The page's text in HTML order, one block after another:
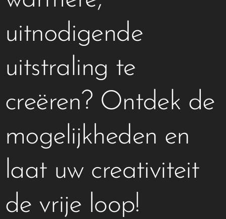
uitnodigende
uitstraling te
creëren? Ontdek de
mogelijkheden en
laat uw creativiteit
de vrije loop!